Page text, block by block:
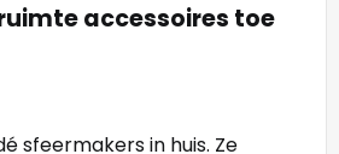
accessoires toe
sfeermakers in huis. Ze